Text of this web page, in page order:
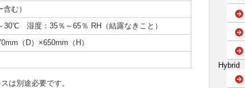
む）
30℃ 湿度：35％～65％ RH（結露なきこと）
（D）×650mm（H）
は別途必要です。
Hybrid